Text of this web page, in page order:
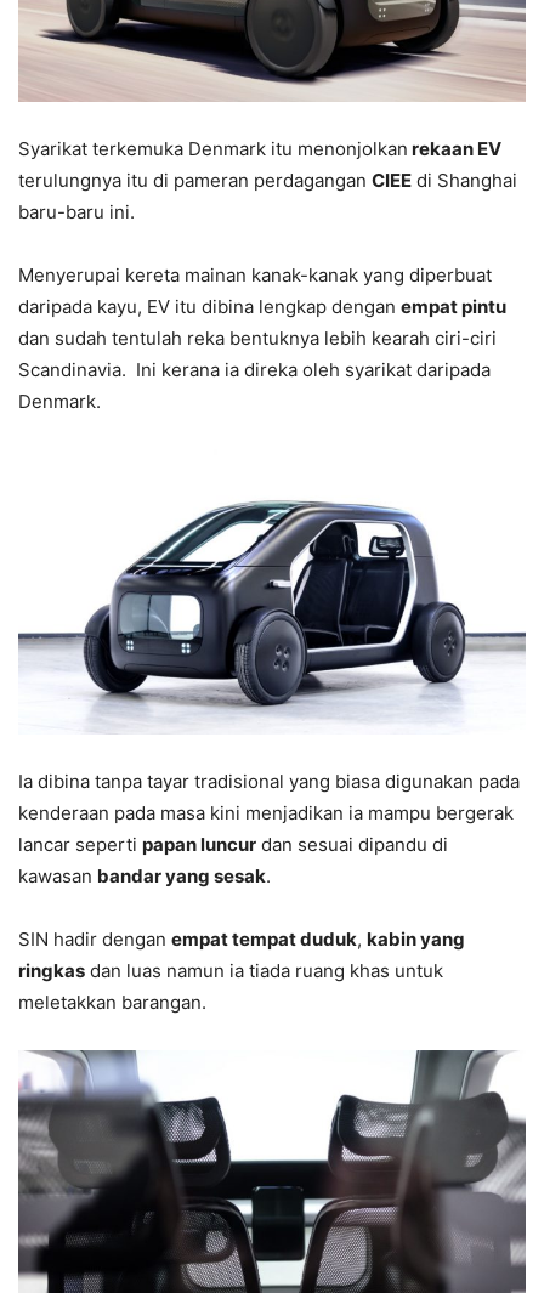
Syarikat terkemuka Denmark itu menonjolkan rekaan EV
terulungnya itu di pameran perdagangan CIEE di Shanghai
baru-baru ini.
Menyerupai kereta mainan kanak-kanak yang diperbuat
daripada kayu, EV itu dibina lengkap dengan empat pintu
dan sudah tentulah reka bentuknya lebih kearah ciri-ciri
Scandinavia. Ini kerana ia direka oleh syarikat daripada
Denmark.
Ia dibina tanpa tayar tradisional yang biasa digunakan pada
kenderaan pada masa kini menjadikan ia mampu bergerak
lancar seperti papan luncur dan sesuai dipandu di
kawasan bandar yang sesak.
SIN hadir dengan empat tempat duduk, kabin yang
ringkas dan luas namun ia tiada ruang khas untuk
meletakkan barangan.